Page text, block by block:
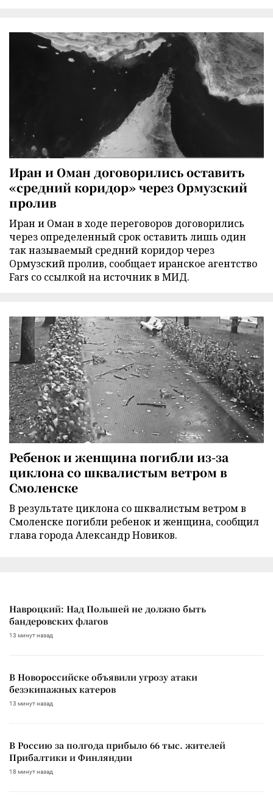
Иран и Оман договорились оставить
«средний коридор» через Ормузский
пролив
Иран и Оман в ходе переговоров договорились
через определенный срок оставить лишь один
так называемый средний коридор через
Ормузский пролив, сообщает иранское агентство
Fars со ссылкой на источник в МИД.
Ребенок и женщина погибли из-за
циклона со шквалистым ветром в
Смоленске
В результате циклона со шквалистым ветром в
Смоленске погибли ребенок и женщина, сообщил
глава города Александр Новиков.
Навроцкий: Над Польшей не должно быть
бандеровских флагов
13 минут назад
В Новороссийске объявили угрозу атаки
безэкипажных катеров
13 минут назад
В Россию за полгода прибыло 66 тыс. жителей
Прибалтики и Финляндии
18 минут назад